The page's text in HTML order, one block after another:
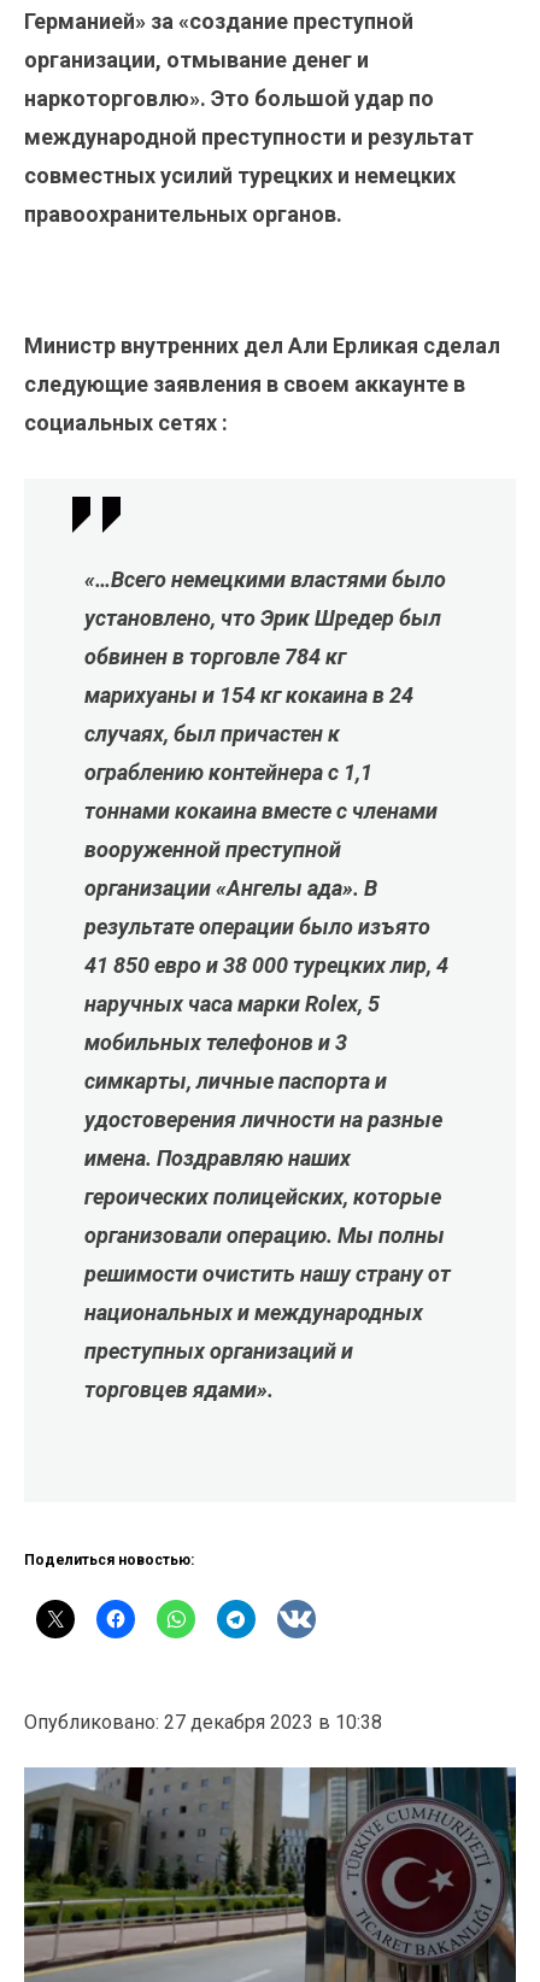
Германией» за «создание преступной
организации, отмывание денег и
наркоторговлю». Это большой удар по
международной преступности и результат
совместных усилий турецких и немецких
правоохранительных органов.
Министр внутренних дел Али Ерликая сделал
следующие заявления в своем аккаунте в
социальных сетях :
«…Всего немецкими властями было
установлено, что Эрик Шредер был
обвинен в торговле 784 кг
марихуаны и 154 кг кокаина в 24
случаях, был причастен к
ограблению контейнера с 1,1
тоннами кокаина вместе с членами
вооруженной преступной
организации «Ангелы ада». В
результате операции было изъято
41 850 евро и 38 000 турецких лир, 4
наручных часа марки Rolex, 5
мобильных телефонов и 3
симкарты, личные паспорта и
удостоверения личности на разные
имена. Поздравляю наших
героических полицейских, которые
организовали операцию. Мы полны
решимости очистить нашу страну от
национальных и международных
преступных организаций и
торговцев ядами».
Поделиться новостью:
Опубликовано: 27 декабря 2023 в 10:38